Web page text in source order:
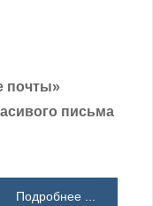
почты»
письма
Подробнее ...